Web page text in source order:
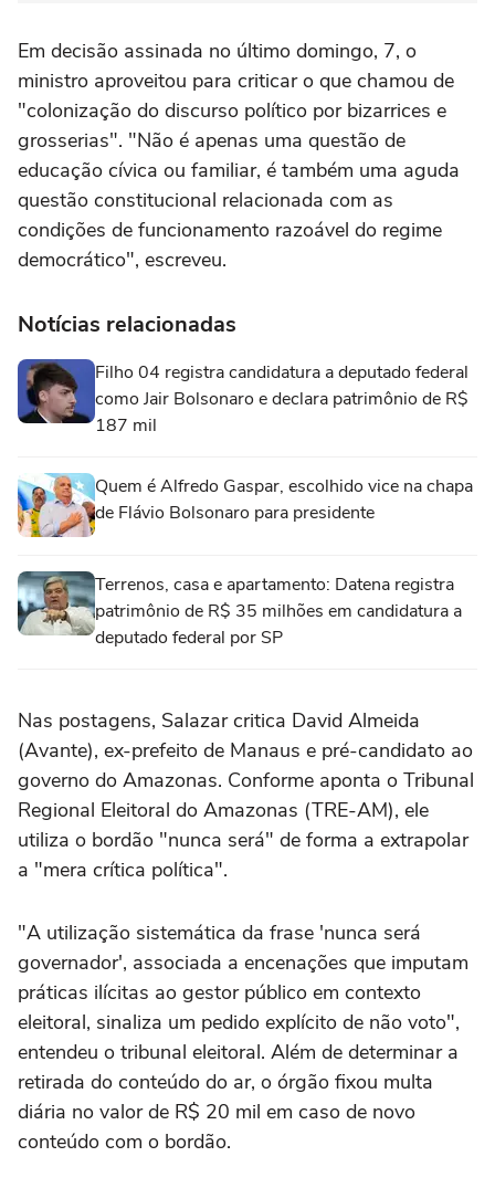
Em decisão assinada no último domingo, 7, o
ministro aproveitou para criticar o que chamou de
"colonização do discurso político por bizarrices e
grosserias". "Não é apenas uma questão de
educação cívica ou familiar, é também uma aguda
questão constitucional relacionada com as
condições de funcionamento razoável do regime
democrático", escreveu.
Notícias relacionadas
Filho 04 registra candidatura a deputado federal
como Jair Bolsonaro e declara patrimônio de R$
187 mil
Quem é Alfredo Gaspar, escolhido vice na chapa
de Flávio Bolsonaro para presidente
Terrenos, casa e apartamento: Datena registra
patrimônio de R$ 35 milhões em candidatura a
deputado federal por SP
Nas postagens, Salazar critica David Almeida
(Avante), ex-prefeito de Manaus e pré-candidato ao
governo do Amazonas. Conforme aponta o Tribunal
Regional Eleitoral do Amazonas (TRE-AM), ele
utiliza o bordão "nunca será" de forma a extrapolar
a "mera crítica política".
"A utilização sistemática da frase 'nunca será
governador', associada a encenações que imputam
práticas ilícitas ao gestor público em contexto
eleitoral, sinaliza um pedido explícito de não voto",
entendeu o tribunal eleitoral. Além de determinar a
retirada do conteúdo do ar, o órgão fixou multa
diária no valor de R$ 20 mil em caso de novo
conteúdo com o bordão.